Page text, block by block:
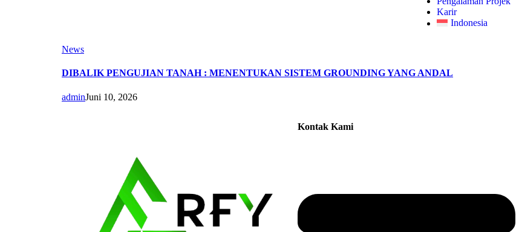
Karir
Indonesia
News
DIBALIK PENGUJIAN TANAH : MENENTUKAN SISTEM GROUNDING YANG ANDAL
adminJuni 10, 2026
Kontak Kami